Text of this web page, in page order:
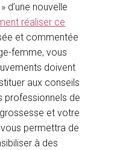
d’une nouvelle
réaliser ce
et commentée
femme, vous
doivent
aux conseils
professionnels de
et votre
permettra de
à des